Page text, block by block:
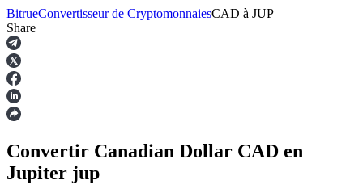
Contrats à terme
BitrueConvertisseur de CryptomonnaiesCAD à JUP
Share
Convertir Canadian Dollar CAD en
Jupiter jup